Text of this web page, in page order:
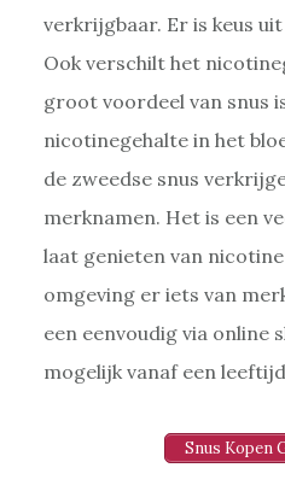
verkrijgbaar. Er is keus
Ook verschilt het
groot voordeel van snus
nicotinegehalte in het
de zweedse snus
merknamen. Het is een
laat genieten van
omgeving er iets van
een eenvoudig via online
mogelijk vanaf een
Snus Kopen